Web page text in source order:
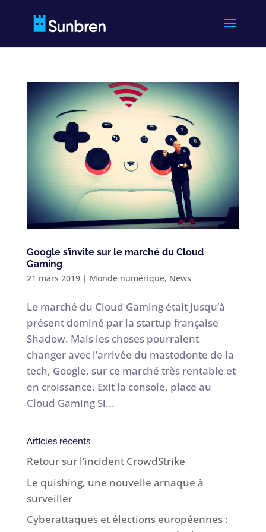
Google s’invite sur le marché du Cloud
Gaming
21 mars 2019| Monde numérique, News
Le marché du Cloud Gaming était jusqu’à
présent dominé par la startup française
Shadow. Mais les choses pourraient
changer avec l’arrivée du mastodonte de la
tech, Google, sur ce marché très rentable et
en croissance. Exit la console, place au
Cloud Gaming Si...
Articles récents
Retour sur l’incident CrowdStrike
Le quishing, une nouvelle arnaque à
surveiller
Cyberattaques et élections européennes :